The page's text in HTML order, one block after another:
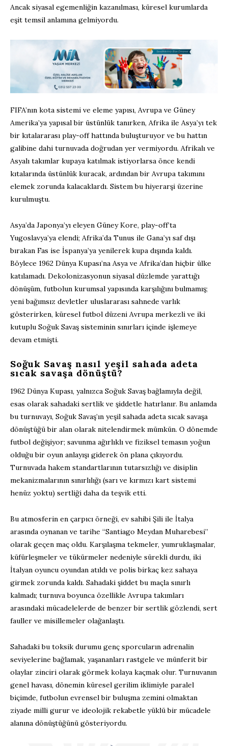
Ancak siyasal egemenliğin kazanılması, küresel kurumlarda
eşit temsil anlamına gelmiyordu.
FIFA’nın kota sistemi ve eleme yapısı, Avrupa ve Güney
Amerika’ya yapısal bir üstünlük tanırken, Afrika ile Asya’yı tek
bir kıtalararası play-off hattında buluşturuyor ve bu hattın
galibine dahi turnuvada doğrudan yer vermiyordu. Afrikalı ve
Asyalı takımlar kupaya katılmak istiyorlarsa önce kendi
kıtalarında üstünlük kuracak, ardından bir Avrupa takımını
elemek zorunda kalacaklardı. Sistem bu hiyerarşi üzerine
kurulmuştu.
Asya’da Japonya’yı eleyen Güney Kore, play-off’ta
Yugoslavya’ya elendi; Afrika’da Tunus ile Gana’yı saf dışı
bırakan Fas ise İspanya’ya yenilerek kupa dışında kaldı.
Böylece 1962 Dünya Kupası’na Asya ve Afrika’dan hiçbir ülke
katılamadı. Dekolonizasyonun siyasal düzlemde yarattığı
dönüşüm, futbolun kurumsal yapısında karşılığını bulmamış;
yeni bağımsız devletler uluslararası sahnede varlık
gösterirken, küresel futbol düzeni Avrupa merkezli ve iki
kutuplu Soğuk Savaş sisteminin sınırları içinde işlemeye
devam etmişti.
Soğuk Savaş nasıl yeşil sahada adeta
sıcak savaşa dönüştü?
1962 Dünya Kupası, yalnızca Soğuk Savaş bağlamıyla değil,
esas olarak sahadaki sertlik ve şiddetle hatırlanır. Bu anlamda
bu turnuvayı, Soğuk Savaş’ın yeşil sahada adeta sıcak savaşa
dönüştüğü bir alan olarak nitelendirmek mümkün. O dönemde
futbol değişiyor; savunma ağırlıklı ve fiziksel temasın yoğun
olduğu bir oyun anlayışı giderek ön plana çıkıyordu.
Turnuvada hakem standartlarının tutarsızlığı ve disiplin
mekanizmalarının sınırlılığı (sarı ve kırmızı kart sistemi
henüz yoktu) sertliği daha da teşvik etti.
Bu atmosferin en çarpıcı örneği, ev sahibi Şili ile İtalya
arasında oynanan ve tarihe “Santiago Meydan Muharebesi”
olarak geçen maç oldu. Karşılaşma tekmeler, yumruklaşmalar,
küfürleşmeler ve tükürmeler nedeniyle sürekli durdu, iki
İtalyan oyuncu oyundan atıldı ve polis birkaç kez sahaya
girmek zorunda kaldı. Sahadaki şiddet bu maçla sınırlı
kalmadı; turnuva boyunca özellikle Avrupa takımları
arasındaki mücadelelerde de benzer bir sertlik gözlendi, sert
fauller ve misillemeler olağanlaştı.
Sahadaki bu toksik durumu genç sporcuların adrenalin
seviyelerine bağlamak, yaşananları rastgele ve münferit bir
olaylar zinciri olarak görmek kolaya kaçmak olur. Turnuvanın
genel havası, dönemin küresel gerilim iklimiyle paralel
biçimde, futbolun evrensel bir buluşma zemini olmaktan
ziyade milli gurur ve ideolojik rekabetle yüklü bir mücadele
alanına dönüştüğünü gösteriyordu.